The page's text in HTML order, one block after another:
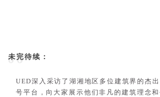
06
未完待续：
UED深入采访了湖湘地区多位建筑界的杰
号平台，向大家展示他们非凡的建筑理念和